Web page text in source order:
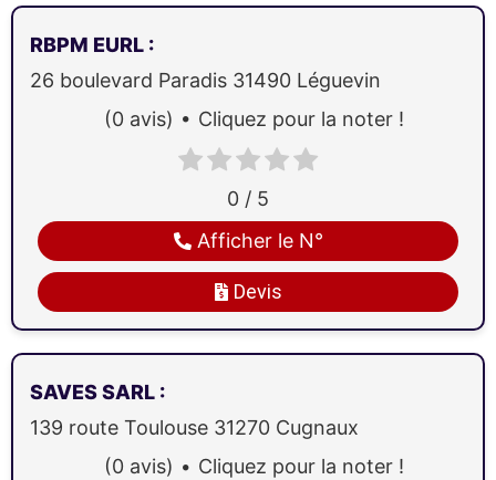
RBPM EURL :
26 boulevard Paradis 31490 Léguevin
Devis
Afficher le N°
0 / 5
(0 avis) Cliquez pour la noter !
SAVES SARL :
139 route Toulouse 31270 Cugnaux
(0 avis) Cliquez pour la noter !